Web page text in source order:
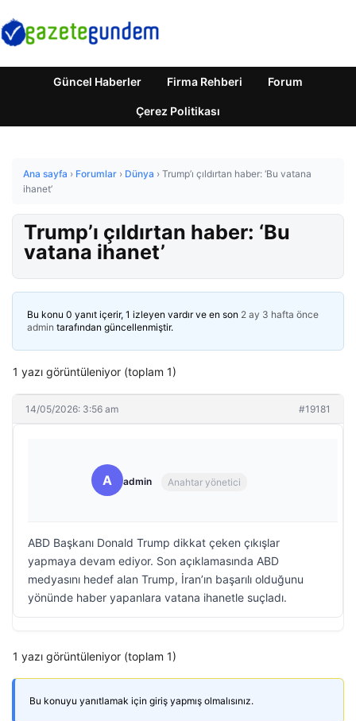
Güncel Haberler Firma Rehberi Forum
Çerez Politikası
Ana sayfa › Forumlar › Dünya › Trump’ı çıldırtan haber: ‘Bu vatana
ihanet’
Trump’ı çıldırtan haber: ‘Bu
vatana ihanet’
Bu konu 0 yanıt içerir, 1 izleyen vardır ve en son 2 ay 3 hafta önce
admin tarafından güncellenmiştir.
1 yazı görüntüleniyor (toplam 1)
14/05/2026: 3:56 am #19181
A admin Anahtar yönetici
ABD Başkanı Donald Trump dikkat çeken çıkışlar
yapmaya devam ediyor. Son açıklamasında ABD
medyasını hedef alan Trump, İran’ın başarılı olduğunu
yönünde haber yapanlara vatana ihanetle suçladı.
1 yazı görüntüleniyor (toplam 1)
Bu konuyu yanıtlamak için giriş yapmış olmalısınız.